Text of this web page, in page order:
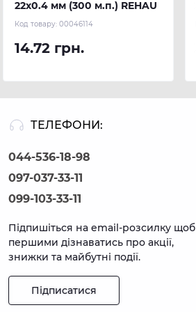
22х0.4 мм (300 м.п.) REHAU
Код товару: 00046114
14.72 грн.
ТЕЛЕФОНИ:
044-536-18-98
097-037-33-11
099-103-33-11
Підпишіться на email-розсилку щоб
першими дізнаватись про акції,
знижки та майбутні події.
Підписатися